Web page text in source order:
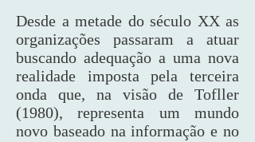
Desde a metade do século XX as
organizações passaram a atuar
buscando adequação a uma nova
realidade imposta pela terceira
onda que, na visão de Tofller
(1980), representa um mundo
novo baseado na informação e no